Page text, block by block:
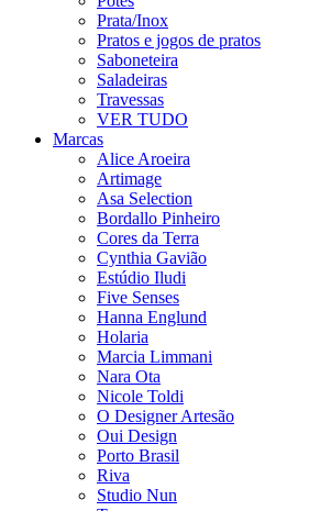
Prata/Inox
Pratos e jogos de pratos
Saboneteira
Saladeiras
Travessas
VER TUDO
Marcas
Alice Aroeira
Artimage
Asa Selection
Bordallo Pinheiro
Cores da Terra
Cynthia Gavião
Estúdio Iludi
Five Senses
Hanna Englund
Holaria
Marcia Limmani
Nara Ota
Nicole Toldi
O Designer Artesão
Oui Design
Porto Brasil
Riva
Studio Nun